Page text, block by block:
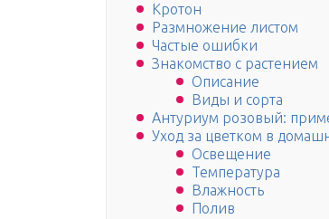
Кротон
Размножение листом
Частые ошибки
Знакомство с растением
Описание
Виды и сорта
Антуриум розовый:
Уход за цветком в
Освещение
Температура
Влажность
Полив